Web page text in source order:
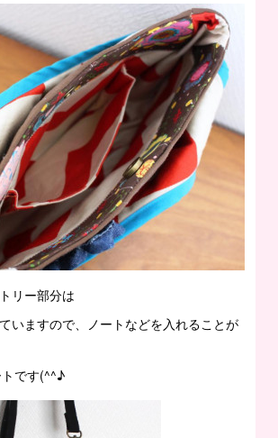
リー部分は
いますので、ノートなどを入れることが
です(^^♪